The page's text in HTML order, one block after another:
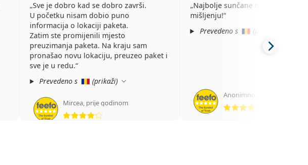
Sve je dobro kad se dobro završi.
U početku nisam dobio puno
informacija o lokaciji paketa.
Zatim ste promijenili mjesto
preuzimanja paketa. Na kraju sam
pronašao novu lokaciju, preuzeo paket i
sve je u redu.
Prevedeno s
(prikaži)
Mircea, prije godinom
ocjena 4 od 5
Najbolje sunčane naočale po mom
mišljenju!
Prevedeno s
(prikaži
Anonimno